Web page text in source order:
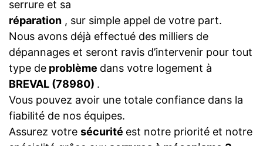
serrure et sa
réparation , sur simple appel de votre part.
Nous avons déjà effectué des milliers de
dépannages et seront ravis d’intervenir pour tout
type de problème dans votre logement à
BREVAL (78980) .
Vous pouvez avoir une totale confiance dans la
fiabilité de nos équipes.
Assurez votre sécurité est notre priorité et notre